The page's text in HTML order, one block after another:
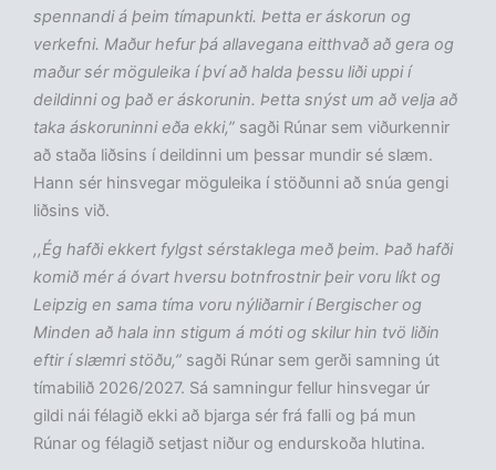
spennandi á þeim tímapunkti. Þetta er áskorun og
verkefni. Maður hefur þá allavegana eitthvað að gera og
maður sér möguleika í því að halda þessu liði uppi í
deildinni og það er áskorunin. Þetta snýst um að velja að
taka áskoruninni eða ekki,” sagði Rúnar sem viðurkennir
að staða liðsins í deildinni um þessar mundir sé slæm.
Hann sér hinsvegar möguleika í stöðunni að snúa gengi
liðsins við.
,,Ég hafði ekkert fylgst sérstaklega með þeim. Það hafði
komið mér á óvart hversu botnfrostnir þeir voru líkt og
Leipzig en sama tíma voru nýliðarnir í Bergischer og
Minden að hala inn stigum á móti og skilur hin tvö liðin
eftir í slæmri stöðu,” sagði Rúnar sem gerði samning út
tímabilið 2026/2027. Sá samningur fellur hinsvegar úr
gildi nái félagið ekki að bjarga sér frá falli og þá mun
Rúnar og félagið setjast niður og endurskoða hlutina.